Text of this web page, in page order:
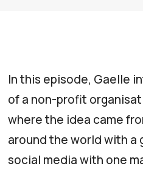
In this episode, Gaelle
of a non-profit
where the idea came
around the world with
social media with one